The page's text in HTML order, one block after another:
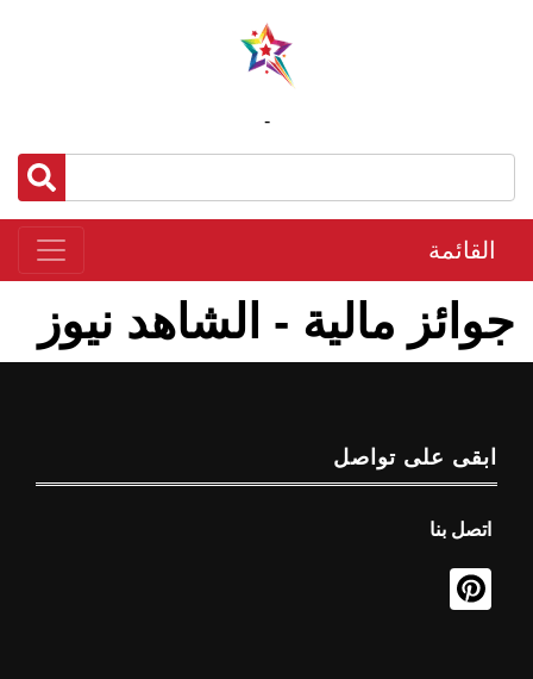
-
القائمة
جوائز مالية - الشاهد نيوز
ابقى على تواصل
اتصل بنا